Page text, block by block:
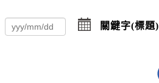
點
擊
關鍵字(標題)